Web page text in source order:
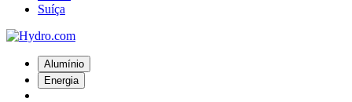
Suíça
Alumínio
Energia